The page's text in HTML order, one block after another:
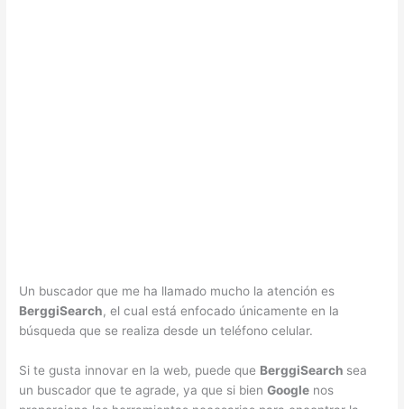
Un buscador que me ha llamado mucho la atención es
BerggiSearch, el cual está enfocado únicamente en la
búsqueda que se realiza desde un teléfono celular.
Si te gusta innovar en la web, puede que BerggiSearch sea
un buscador que te agrade, ya que si bienGoogle nos